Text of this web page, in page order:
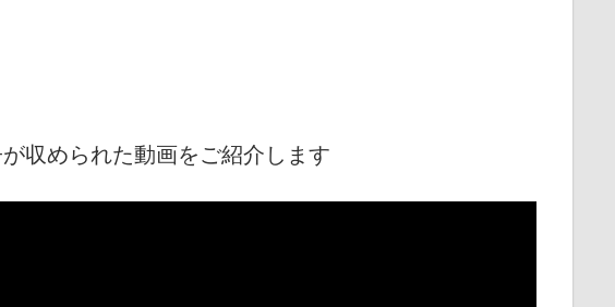
収められた動画をご紹介します